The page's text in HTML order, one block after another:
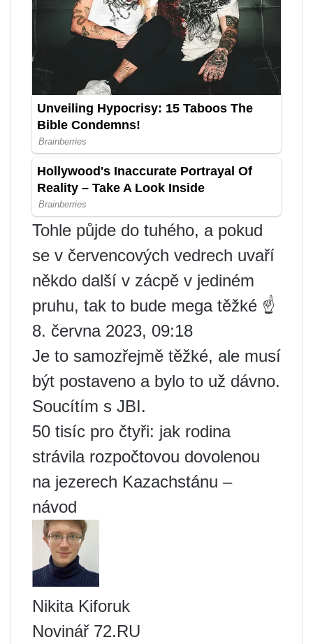
Tohle půjde do tuhého, a pokud
se v červencových vedrech uvaří
někdo další v zácpě v jediném
pruhu, tak to bude mega těžké ☝️
8. června 2023, 09:18
Je to samozřejmě těžké, ale musí
být postaveno a bylo to už dávno.
Soucítím s JBI.
50 tisíc pro čtyři: jak rodina
strávila rozpočtovou dovolenou
na jezerech Kazachstánu –
návod
Nikita Kiforuk
Novinář 72.RU